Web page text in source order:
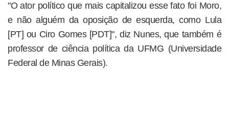
"O ator político que mais capitalizou esse fato foi Moro,
e não alguém da oposição de esquerda, como Lula
[PT] ou Ciro Gomes [PDT]", diz Nunes, que também é
professor de ciência política da UFMG (Universidade
Federal de Minas Gerais).